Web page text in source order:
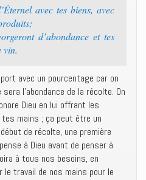
avec tes biens, avec
d’abondance et tes
vin.
avec un pourcentage car on
l’abondance de la récolte. On
Dieu en lui offrant les
mains ; ça peut être un
de récolte, une première
à Dieu avant de penser à
à tous nos besoins, en
le travail de nos mains pour le